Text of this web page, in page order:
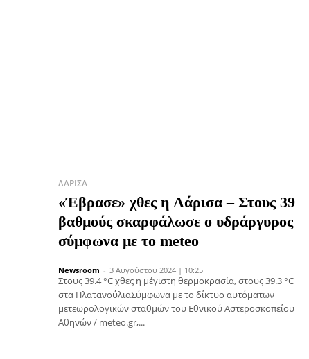
ΛΆΡΙΣΑ
«Έβρασε» χθες η Λάρισα – Στους 39
βαθμούς σκαρφάλωσε ο υδράργυρος
σύμφωνα με το meteo
Newsroom - 3 Αυγούστου 2024 | 10:25
Στους 39.4 °C χθες η μέγιστη θερμοκρασία, στους 39.3 °C
στα ΠλατανούλιαΣύμφωνα με το δίκτυο αυτόματων
μετεωρολογικών σταθμών του Εθνικού Αστεροσκοπείου
Αθηνών / meteo.gr,...